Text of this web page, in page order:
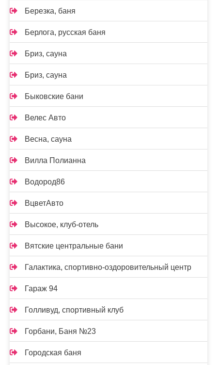
Березка, баня
Берлога, русская баня
Бриз, сауна
Бриз, сауна
Быковские бани
Велес Авто
Весна, сауна
Вилла Полианна
Водород86
ВцветАвто
Высокое, клуб-отель
Вятские центральные бани
Галактика, спортивно-оздоровительный центр
Гараж 94
Голливуд, спортивный клуб
Горбани, Баня №23
Городская баня